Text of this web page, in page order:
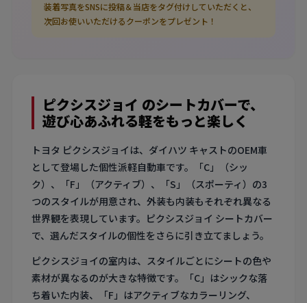
装着写真をSNSに投稿＆当店をタグ付けしていただくと、
次回お使いいただけるクーポンをプレゼント！
ピクシスジョイ のシートカバーで、
遊び心あふれる軽をもっと楽しく
トヨタ ピクシスジョイは、ダイハツ キャストのOEM車
として登場した個性派軽自動車です。「C」（シッ
ク）、「F」（アクティブ）、「S」（スポーティ）の3
つのスタイルが用意され、外装も内装もそれぞれ異なる
世界観を表現しています。ピクシスジョイ シートカバー
で、選んだスタイルの個性をさらに引き立てましょう。
ピクシスジョイの室内は、スタイルごとにシートの色や
素材が異なるのが大きな特徴です。「C」はシックな落
ち着いた内装、「F」はアクティブなカラーリング、